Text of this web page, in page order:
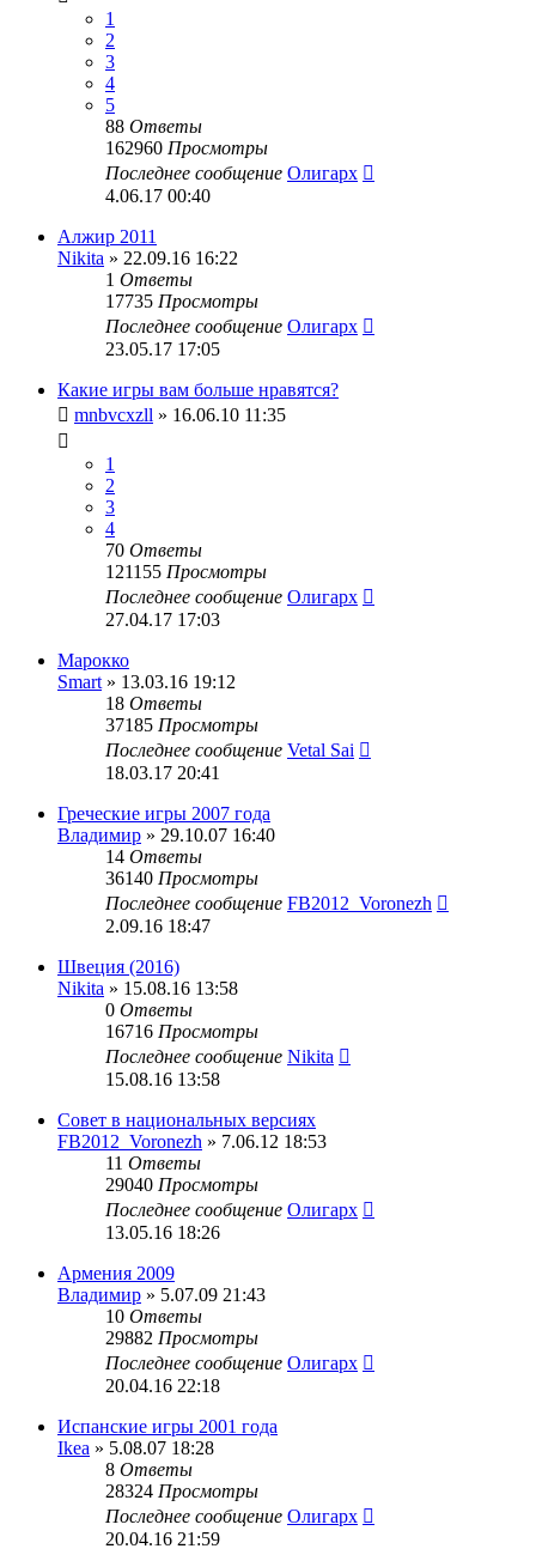
1
2
3
4
5
88 Ответы
162960 Просмотры
Последнее сообщение Олигарх
4.06.17 00:40
Алжир 2011
Nikita » 22.09.16 16:22
1 Ответы
17735 Просмотры
Последнее сообщение Олигарх
23.05.17 17:05
Какие игры вам больше нравятся?
mnbvcxzll » 16.06.10 11:35
1
2
3
4
70 Ответы
121155 Просмотры
Последнее сообщение Олигарх
27.04.17 17:03
Марокко
Smart » 13.03.16 19:12
18 Ответы
37185 Просмотры
Последнее сообщение Vetal Sai
18.03.17 20:41
Греческие игры 2007 года
Владимир » 29.10.07 16:40
14 Ответы
36140 Просмотры
Последнее сообщение FB2012_Voronezh
2.09.16 18:47
Швеция (2016)
Nikita » 15.08.16 13:58
0 Ответы
16716 Просмотры
Последнее сообщение Nikita
15.08.16 13:58
Совет в национальных версиях
FB2012_Voronezh » 7.06.12 18:53
11 Ответы
29040 Просмотры
Последнее сообщение Олигарх
13.05.16 18:26
Армения 2009
Владимир » 5.07.09 21:43
10 Ответы
29882 Просмотры
Последнее сообщение Олигарх
20.04.16 22:18
Испанские игры 2001 года
Ikea » 5.08.07 18:28
8 Ответы
28324 Просмотры
Последнее сообщение Олигарх
20.04.16 21:59